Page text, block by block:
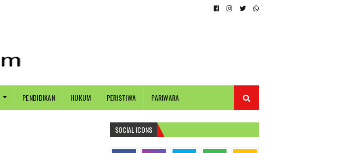
PENDIDIKAN HUKUM PERISTIWA PARIWARA
SOCIAL ICONS